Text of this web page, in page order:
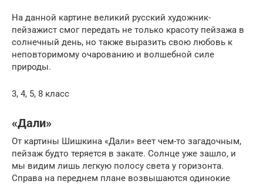
На данной картине великий русский художник-
пейзажист смог передать не только красоту пейзажа в
солнечный день, но также выразить свою любовь к
неповторимому очарованию и волшебной силе
природы.
3, 4, 5, 8 класс
«Дали»
От картины Шишкина «Дали» веет чем-то загадочным,
пейзаж будто теряется в закате. Солнце уже зашло, и
мы видим лишь легкую полосу света у горизонта.
Справа на переднем плане возвышаются одинокие